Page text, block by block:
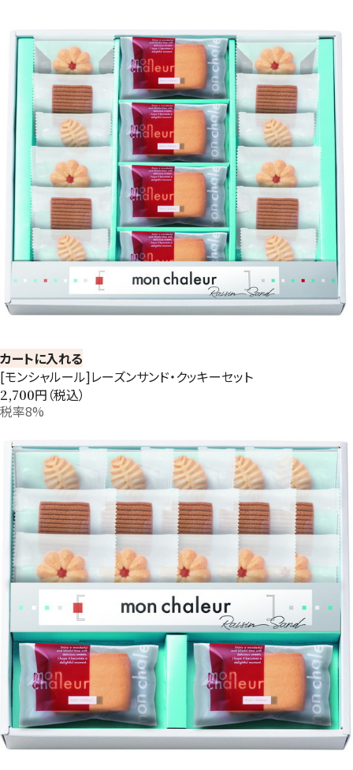
カートに入れる
[モンシャルール]レーズンサンド・クッキーセット
2,700円（税込）
税率8%